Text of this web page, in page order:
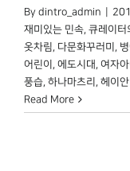
By dintro_admin
재미있는 민속, 큐레이터
옷차림, 다문화꾸러미 ,
어린이 , 에도시대 , 여자아
풍습, 하나마츠리 , 헤이
Read More